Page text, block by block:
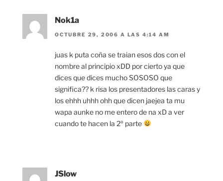
Nok1a
OCTUBRE 29, 2006 A LAS 4:14 AM
juas k puta coña se traian esos dos con el
nombre al principio xDD por cierto ya que
dices que dices mucho SOSOSO que
significa?? k risa los presentadores las caras y
los ehhh uhhh ohh que dicen jaejea ta mu
wapa aunke no me entero de na xD a ver
cuando te hacen la 2º parte
JSlow